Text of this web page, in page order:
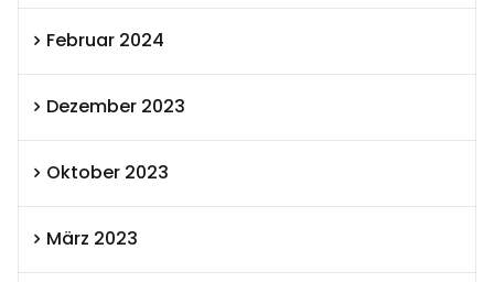
Februar 2024
Dezember 2023
Oktober 2023
März 2023